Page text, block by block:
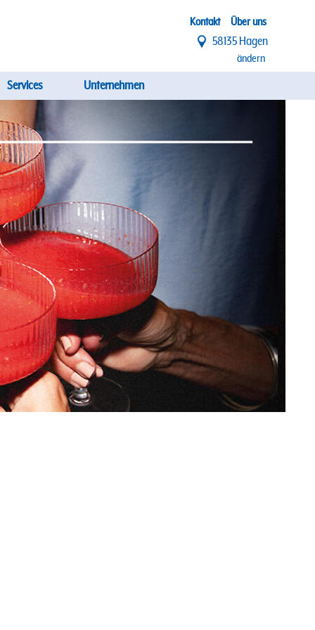
Top
Menü
Kontakt Über uns
58135 Hagen
ändern
Services Unternehmen